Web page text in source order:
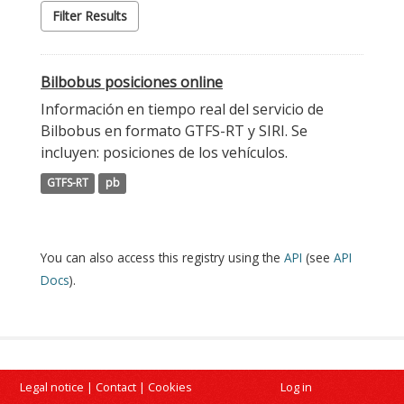
Filter Results
Bilbobus posiciones online
Información en tiempo real del servicio de
Bilbobus en formato GTFS-RT y SIRI. Se
incluyen: posiciones de los vehículos.
GTFS-RT pb
You can also access this registry using the API (see API
Docs).
Legal notice | Contact | Cookies Log in